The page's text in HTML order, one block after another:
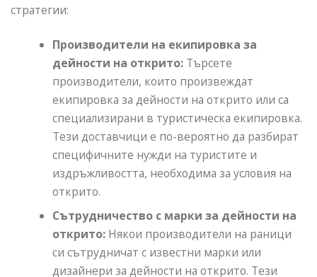
стратегии:
Производители на екипировка за
дейности на открито: Търсете
производители, които произвеждат
екипировка за дейности на открито или са
специализирани в туристическа екипировка.
Тези доставчици е по-вероятно да разбират
специфичните нужди на туристите и
издръжливостта, необходима за условия на
открито.
Сътрудничество с марки за дейности на
открито: Някои производители на раници
си сътрудничат с известни марки или
дизайнери за дейности на открито. Тези